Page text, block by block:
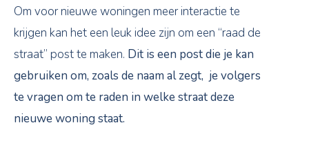
Om voor nieuwe woningen meer interactie te
krijgen kan het een leuk idee zijn om een “raad de
straat” post te maken. Dit is een post die je kan
gebruiken om, zoals de naam al zegt, je volgers
te vragen om te raden in welke straat deze
nieuwe woning staat.